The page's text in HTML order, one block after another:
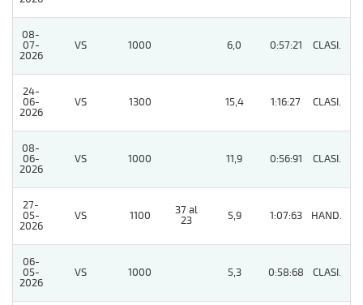
08-
07-
2026
VS 1000 6,0 0:57:21 CLASI.
24-
06-
2026
VS 1300 15,4 1:16:27 CLASI.
08-
06-
2026
VS 1000 11,9 0:56:91 CLASI.
27-
05-
2026
VS 1100
37 al
23
5,9 1:07:63 HAND.
06-
05-
2026
VS 1000 5,3 0:58:68 CLASI.